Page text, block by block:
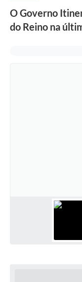
O Governo
do Reino na